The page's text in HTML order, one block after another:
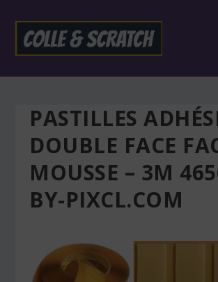
PASTILLES
DOUBLE FACE
MOUSSE – 3M
BY-PIXCL.COM